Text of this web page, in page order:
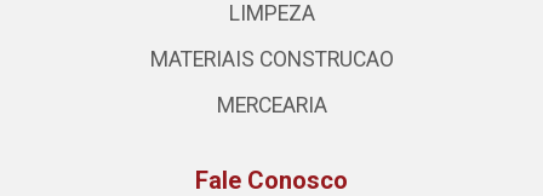
LIMPEZA
MATERIAIS CONSTRUCAO
MERCEARIA
Fale Conosco